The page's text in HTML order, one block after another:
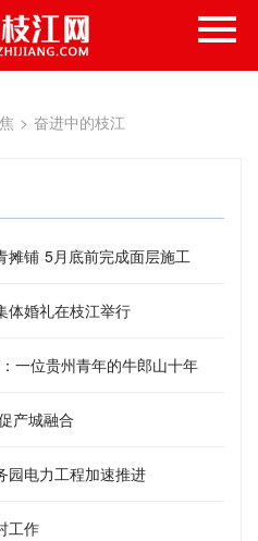
> 奋进中的枝江
摊铺 5月底前完成面层施工
体婚礼在枝江举行
一位贵州青年的牛郎山十年
产城融合
园电力工程加速推进
工作